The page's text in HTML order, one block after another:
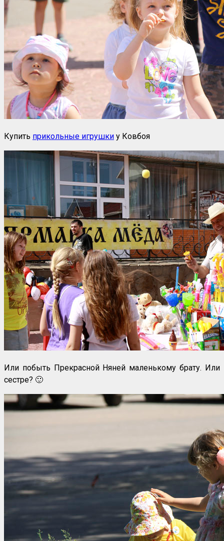
Купить прикольные игрушки у Ковбоя
Или побыть Прекрасной Няней маленькому брату. Или
сестре? 🙂